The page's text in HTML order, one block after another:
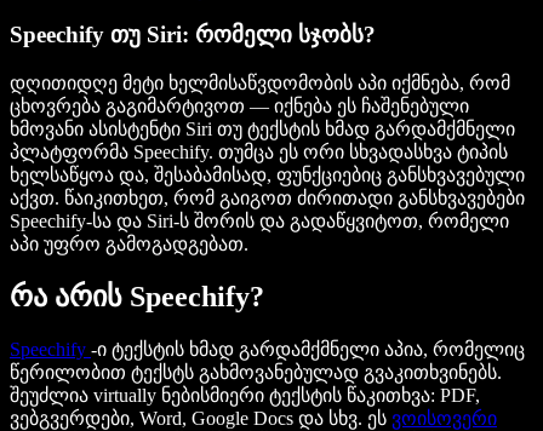
Speechify თუ Siri: რომელი სჯობს?
დღითიდღე მეტი ხელმისაწვდომობის აპი იქმნება, რომ
ცხოვრება გაგიმარტივოთ — იქნება ეს ჩაშენებული
ხმოვანი ასისტენტი Siri თუ ტექსტის ხმად გარდამქმნელი
პლატფორმა Speechify. თუმცა ეს ორი სხვადასხვა ტიპის
ხელსაწყოა და, შესაბამისად, ფუნქციებიც განსხვავებული
აქვთ. წაიკითხეთ, რომ გაიგოთ ძირითადი განსხვავებები
Speechify-სა და Siri-ს შორის და გადაწყვიტოთ, რომელი
აპი უფრო გამოგადგებათ.
რა არის Speechify?
Speechify -ი ტექსტის ხმად გარდამქმნელი აპია, რომელიც
წერილობით ტექსტს გახმოვანებულად გვაკითხვინებს.
შეუძლია virtually ნებისმიერი ტექსტის წაკითხვა: PDF,
ვებგვერდები, Word, Google Docs და სხვ. ეს ვოისოვერი